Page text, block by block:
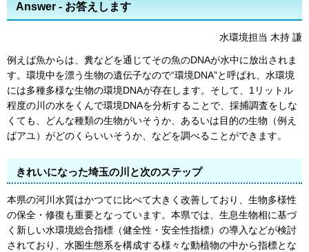
Answer - お答えします
水環境担当 木持 謙
例えば魚からは、糞などを通じてその魚のDNAが水中に放出されま
す。環境中を漂う生物の遺伝子なので“環境DNA”と呼ばれ、水環境
には多種多様な生物の環境DNAが存在します。そして、1リットル
程度の川の水をくんで環境DNAを分析することで、採捕調査をしな
くても、どんな種類の生物がいそうか、あるいは目的の生物（例え
ばアユ）がどのくらいいそうか、などを調べることができます。
きれいになった埼玉の川と次のステップ
本県の河川水質はかつてに比べて大きく改善しており、生物多様性
の保全・修復も重要となっています。本県では、生息生物相に基づ
く新しい水環境総合指標（健全性・安全性指標）の導入などが検討
されており、水圏生態系を構成する様々な動植物の中から指標とな